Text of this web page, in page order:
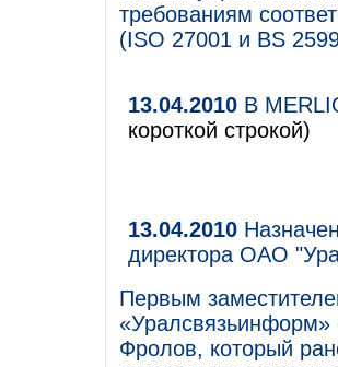
требованиям
(ISO 27001 и BS
13.04.2010 В
короткой строкой)
13.04.2010
директора ОАО
Первым
«Уралсвязьинформ»
Фролов, который